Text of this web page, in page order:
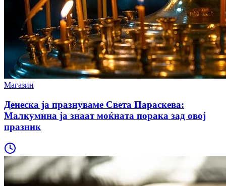
Магазин
Денеска ја празнуваме Света Параскева:
Малкумина ја знаат моќната порака зад овој
празник